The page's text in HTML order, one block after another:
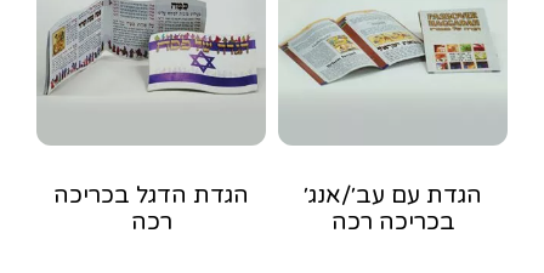
הגדת עם עב׳/אנג׳
בכריכה רכה
הגדת הדגל בכריכה
רכה